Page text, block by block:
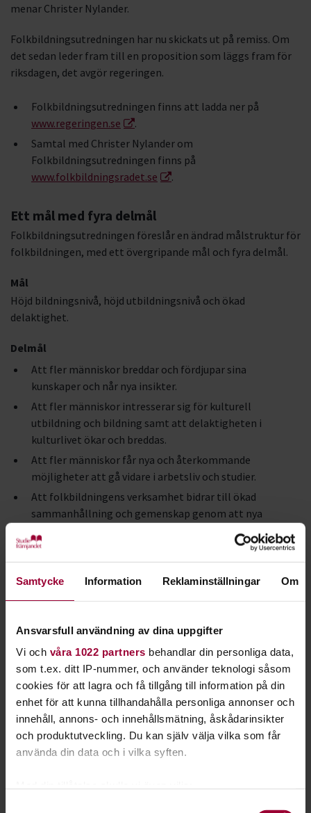
Samtycke Information Reklaminställningar Om
Ansvarsfull användning av dina uppgifter
Vi och våra 1022 partners behandlar din personliga data,
som t.ex. ditt IP-nummer, och använder teknologi såsom
cookies för att lagra och få tillgång till information på din
enhet för att kunna tillhandahålla personliga annonser och
innehåll, annons- och innehållsmätning, åskådarinsikter
och produktutveckling. Du kan själv välja vilka som får
använda din data och i vilka syften.
menar Christer Nylander.
Folkbildningsutredningen har nu skickats ut på remiss. Om
det sedan leder fram till en proposition som läggs fram för
riksdagen, det avgör regeringen.
Folkbildningsutredningen finns att ladda ner på
www.regeringen.se
.
Samtal med Christer Nylander om
Folkbildningsutredningen finns på
www.folkbildningsradet.se
.
Ett mål med fyra delmål
Folkbildningsutredningen föreslår en ändrad målstruktur för
folkbildningen, med ett övergripande mål och fyra delmål.
Mål
Höjd bildningsnivå, höjd utbildningsnivå och ökad
delaktighet.
Delmål
Att fler människor breddar och fördjupar sina
kunskaper och når nya insikter.
Att fler människor intresserar sig för kulturell
utbildning och bildning samt att delaktigheten i
kulturlivet ökar och breddas.
Att fler människor får nya och återkommande
möjligheter att gå vidare i arbetsliv och studier.
Att folkbildningens verksamhet bidrar till ökad
sammanhållning och gemenskap genom att nya
bakgrund och förutsättningar möts i folkbildande
sammanhang.
Minskade statsanslag och nytt
bidragssystem
Redan innan folkbildningsutredningen presenterades hade
stora förändringar skett i folkbildningspolitiken.
I budgetpropositionen för 2024 föreslog regeringen en
nedskärning i anslaget till studieförbunden med 500
miljoner kronor. Det motsvarar en tredjedel av
studieförbundens årliga statsbidrag. Nedskärningen ska